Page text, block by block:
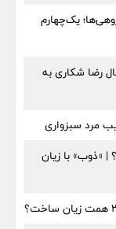
یک‌چهارم
رضا شکاری به
مرد سبزواری
| «ذوب» با زیان